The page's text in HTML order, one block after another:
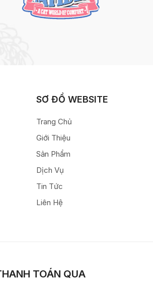
SƠ ĐỒ WEBSITE
Trang Chủ
Giới Thiệu
Sản Phẩm
Dịch Vụ
Tin Tức
Liên Hệ
TOÁN QUA